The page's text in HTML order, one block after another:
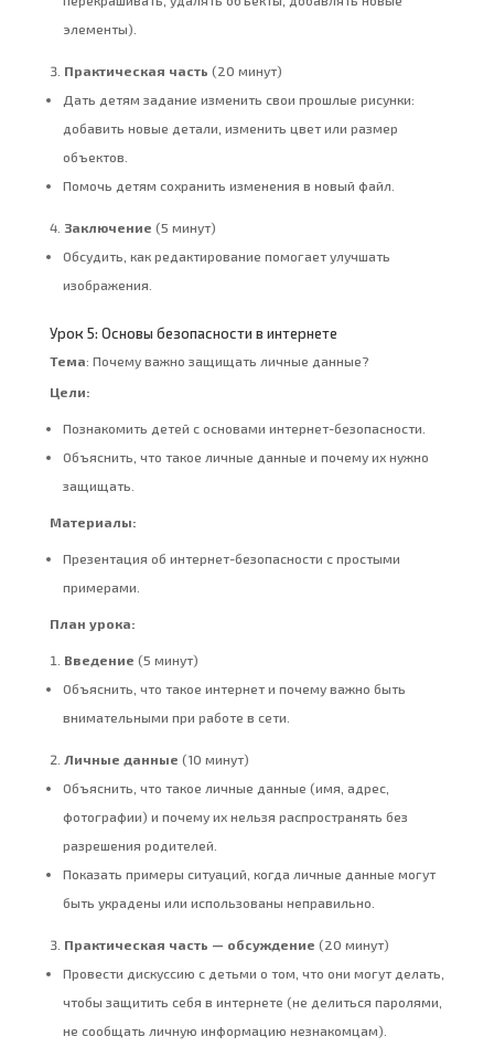
элементы).
Практическая часть (20 минут)
Дать детям задание изменить свои прошлые рисунки:
добавить новые детали, изменить цвет или размер
объектов.
Помочь детям сохранить изменения в новый файл.
Заключение (5 минут)
Обсудить, как редактирование помогает улучшать
изображения.
Урок 5: Основы безопасности в интернете
Тема: Почему важно защищать личные данные?
Цели:
Познакомить детей с основами интернет-безопасности.
Объяснить, что такое личные данные и почему их нужно
защищать.
Материалы:
Презентация об интернет-безопасности с простыми
примерами.
План урока:
Введение (5 минут)
Объяснить, что такое интернет и почему важно быть
внимательными при работе в сети.
Личные данные (10 минут)
Объяснить, что такое личные данные (имя, адрес,
фотографии) и почему их нельзя распространять без
разрешения родителей.
Показать примеры ситуаций, когда личные данные могут
быть украдены или использованы неправильно.
Практическая часть — обсуждение (20 минут)
Провести дискуссию с детьми о том, что они могут делать,
чтобы защитить себя в интернете (не делиться паролями,
не сообщать личную информацию незнакомцам).